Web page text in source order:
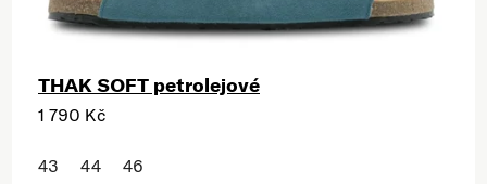
THAK SOFT petrolejové
1 790 Kč
43 44 46